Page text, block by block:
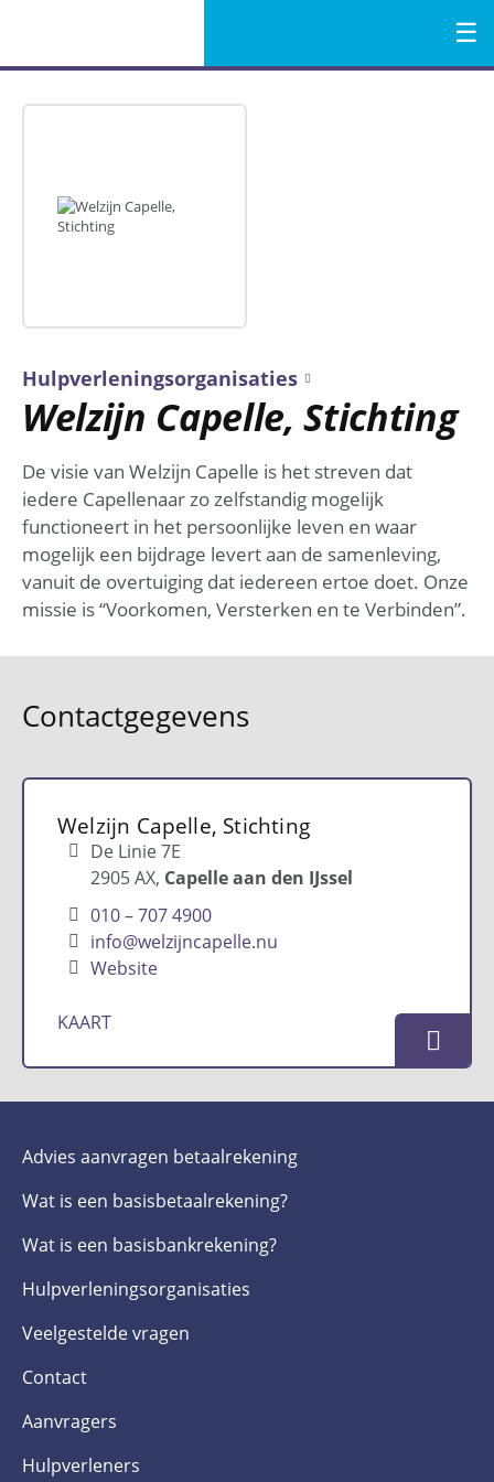
Menu
Hulpverleningsorganisaties
Welzijn Capelle, Stichting
De visie van Welzijn Capelle is het streven dat
iedere Capellenaar zo zelfstandig mogelijk
functioneert in het persoonlijke leven en waar
mogelijk een bijdrage levert aan de samenleving,
vanuit de overtuiging dat iedereen ertoe doet. Onze
missie is “Voorkomen, Versterken en te Verbinden”.
Contactgegevens
Welzijn Capelle, Stichting
De Linie 7E
2905 AX Capelle aan den IJssel
010 – 707 4900
info@welzijncapelle.nu
Website
KAART
Advies aanvragen betaalrekening
Wat is een basis­betaalrekening?
Wat is een basis­bankrekening?
Hulpverlenings­organisaties
Veelgestelde­ vragen
Contact
Aanvragers
Hulpverleners